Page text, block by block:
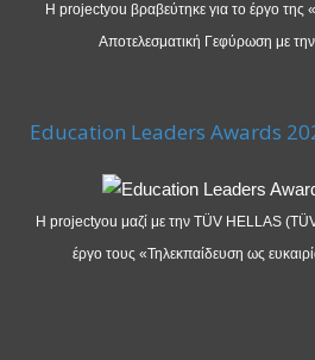
Η projectyou βραβεύτηκε για το έργο
Αποτελεσματική Γεφύρωση με
Education Leaders Awards
Η projectyou μαζί με την TÜV HELLAS
έργο τους «Τηλεκπαίδευση ως